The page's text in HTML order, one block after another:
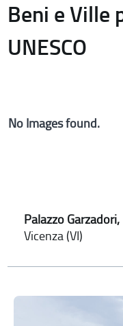
Beni e Ville
UNESCO
No Images found.
Palazzo
Vicenza (VI)